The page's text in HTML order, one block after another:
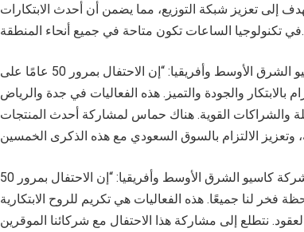
إلى تعزيز شبكة التوزيع، مما يضمن أن أحدث الابتكارات
في تكنولوجيا الساعات تكون متاحة في جميع أنحاء المنطقة.
وقال السيد تاكاشي سيميا، المدير العام لشركة كاسيو الشرق الأوسط وأفريقيا: “إن الاحتفال بمرور 50 عامًا على
والجودة والتميز. هذه الفعاليات في جدة والرياض
والشراكات القوية. هناك حماس لمشاركة أحدث المنتجات
وأضاف السيد محمود الجبشة، المدير العام الأول لشركة كاسيو الشرق الأوسط وأفريقيا: “إن الاحتفال بمرور 50
لنا جميعًا. هذه الفعاليات هي تكريم للروح الابتكارية
نتطلع إلى مشاركة هذا الاحتفال مع شركائنا الموقرين